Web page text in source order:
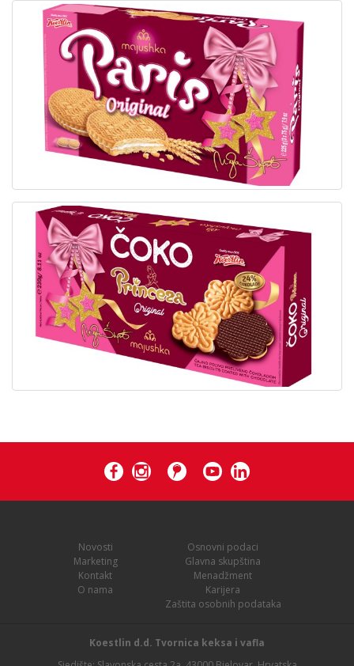
Novosti
Marketing
Kontakt
O nama
Osnovni podaci
Glavna skupština
Menadžment
Karijera
Zaštita osobnih podataka
Koestlin d.d. Tvornica keksa i vafla